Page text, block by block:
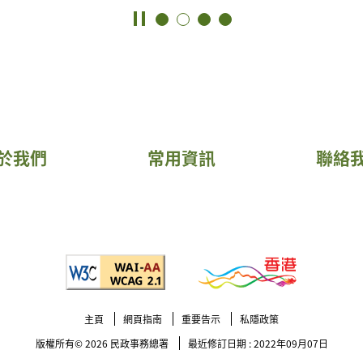
我們 常用資訊 聯絡
主頁 網頁指南 重要告示
私隱政策
版權所有© 2026 民政事務總署 最近修訂日期 : 2022年09月07日